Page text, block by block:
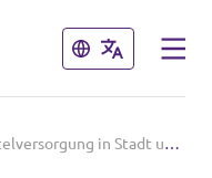
Schließen
Schließen
Policy-Debate "Arzneimittelversorgung in Stadt und Land"